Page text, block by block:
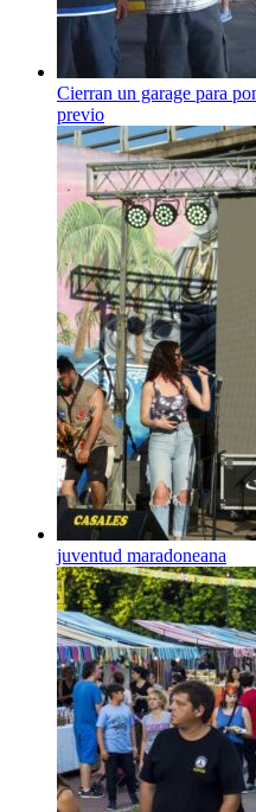
Cierran un garage para
previo
juventud maradoneana